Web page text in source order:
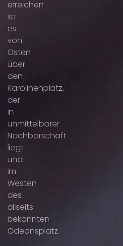
erreichen
ist
es
von
Osten
über
den
Karolinenplatz,
der
in
unmittelbarer
Nachbarschaft
liegt
und
im
Westen
des
allseits
bekannten
Odeonsplatz.